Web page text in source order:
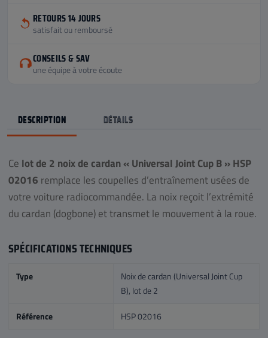
RETOURS 14 JOURS
satisfait ou remboursé
CONSEILS & SAV
une équipe à votre écoute
DESCRIPTION DÉTAILS
Ce lot de 2 noix de cardan « Universal Joint Cup B » HSP
02016 remplace les coupelles d’entraînement usées de
votre voiture radiocommandée. La noix reçoit l’extrémité
du cardan (dogbone) et transmet le mouvement à la roue.
SPÉCIFICATIONS TECHNIQUES
Type
Noix de cardan (Universal Joint Cup
B), lot de 2
Référence HSP 02016